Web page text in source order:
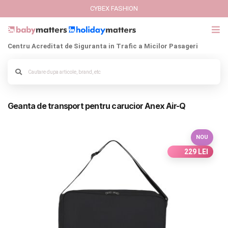
Italbaby Collections
CARUCIOARE COPII
SCAUNE AUTO
SCOICI AUTO
CYBEX FASHION
Centru Acreditat de Siguranta in Trafic a Micilor Pasageri
Geanta de transport pentru carucior Anex Air-Q
NOU
229 LEI